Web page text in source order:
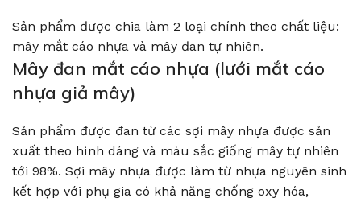
Sản phẩm được chia làm 2 loại chính theo chất liệu:
mây mắt cáo nhựa và mây đan tự nhiên.
Mây đan mắt cáo nhựa (lưới mắt cáo
nhựa giả mây)
Sản phẩm được đan từ các sợi mây nhựa được sản
xuất theo hình dáng và màu sắc giống mây tự nhiên
tới 98%. Sợi mây nhựa được làm từ nhựa nguyên sinh
kết hợp với phụ gia có khả năng chống oxy hóa,